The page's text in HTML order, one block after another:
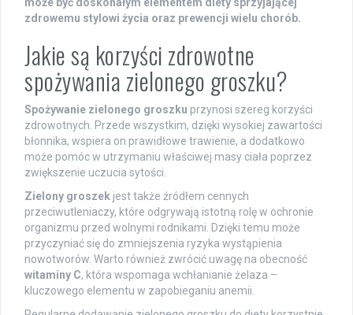
zdrowemu stylowi życia oraz prewencji wielu chorób.
Jakie są korzyści zdrowotne
spożywania zielonego groszku?
Spożywanie zielonego groszku przynosi szereg korzyści
zdrowotnych. Przede wszystkim, dzięki wysokiej zawartości
błonnika, wspiera on prawidłowe trawienie, a dodatkowo
może pomóc w utrzymaniu właściwej masy ciała poprzez
zwiększenie uczucia sytości.
Zielony groszek jest także źródłem cennych
przeciwutleniaczy, które odgrywają istotną rolę w ochronie
organizmu przed wolnymi rodnikami. Dzięki temu może
przyczyniać się do zmniejszenia ryzyka wystąpienia
nowotworów. Warto również zwrócić uwagę na obecność
witaminy C, która wspomaga wchłanianie żelaza –
kluczowego elementu w zapobieganiu anemii.